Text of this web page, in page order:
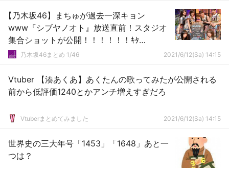
【乃木坂46】まちゅが過去一深キョン
www『シブヤノオト』放送直前！スタジオ
集合ショットが公開！！！！！！ｷﾀ
━━━━(ﾟ∀ﾟ)━━━━！！！
乃木坂46まとめ 1/46 2021/6/12(Sa) 14:15
Vtuber 【湊あくあ】あくたんの歌ってみたが公開される
前から低評価1240とかアンチ増えすぎだろ
Vtuberまとめてみました 2021/6/12(Sa) 14:15
世界史の三大年号「1453」「1648」あと一
つは？